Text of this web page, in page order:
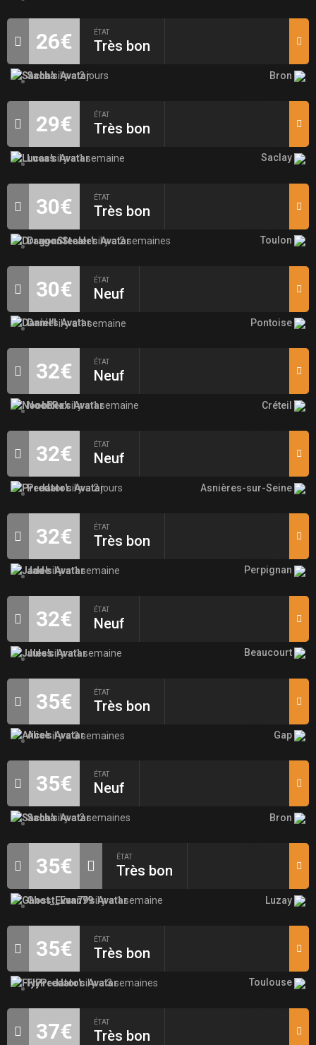
26€ ÉTAT
Très bon
Sachail y a 2 jours Bron
29€ ÉTAT
Très bon
Lucasil y a 1 semaine Saclay
30€ ÉTAT
Très bon
DragonStealeril y a 2 semaines Toulon
30€ ÉTAT
Neuf
Danielil y a 1 semaine Pontoise
32€ ÉTAT
Neuf
NoobRexil y a 1 semaine Créteil
32€ ÉTAT
Neuf
Predatoril y a 2 jours Asnières-sur-Seine
32€ ÉTAT
Très bon
Jadeil y a 1 semaine Perpignan
32€ ÉTAT
Neuf
Julesil y a 1 semaine Beaucourt
35€ ÉTAT
Très bon
Aliceil y a 3 semaines Gap
35€ ÉTAT
Neuf
Sachail y a 2 semaines Bron
35€ ÉTAT
Très bon
Ghost_Evan79il y a 1 semaine Luzay
35€ ÉTAT
Très bon
FlyPredatoril y a 3 semaines Toulouse
37€ ÉTAT
Très bon